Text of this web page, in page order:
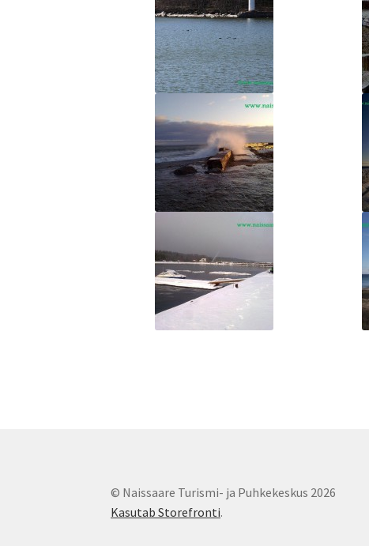
© Naissaare Turismi- ja Puhkekeskus 2026
Kasutab Storefronti.